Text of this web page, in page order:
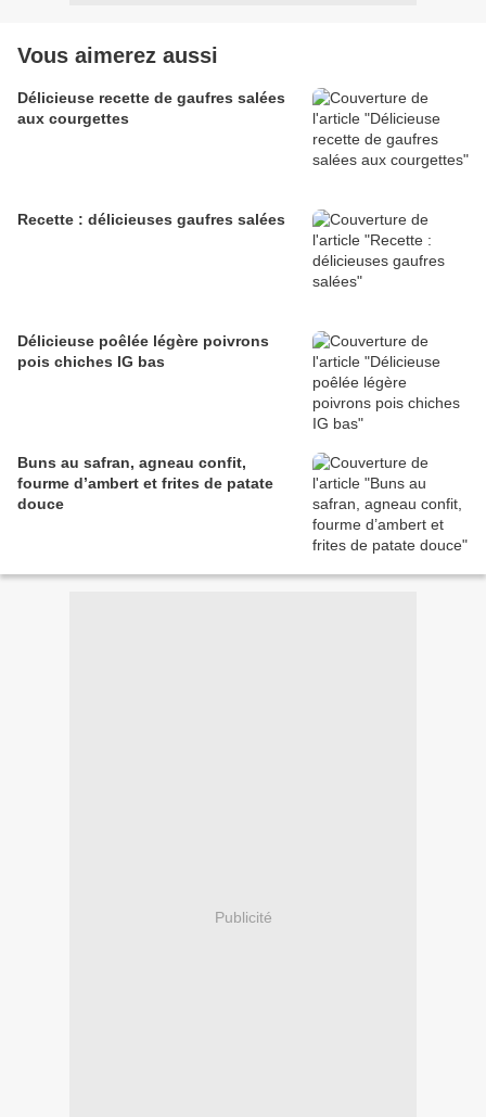
Vous aimerez aussi
Délicieuse recette de gaufres salées
aux courgettes
Recette : délicieuses gaufres salées
Délicieuse poêlée légère poivrons
pois chiches IG bas
Buns au safran, agneau confit,
fourme d’ambert et frites de patate
douce
Publicité